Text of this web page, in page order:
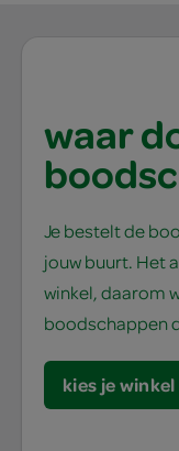
waar
Je bestelt de
jouw buurt. Het
winkel, daarom
boodschappen
kies je winkel